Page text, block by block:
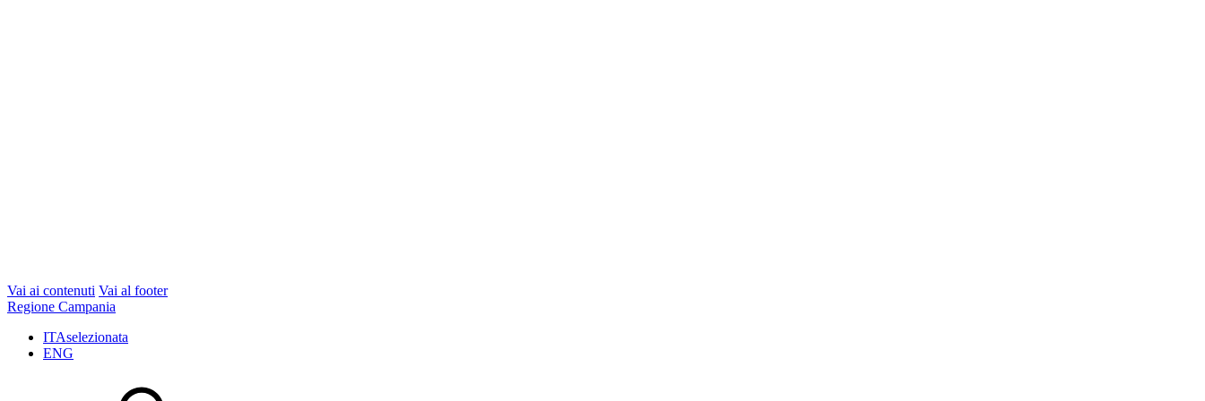
Vai ai contenuti Vai al footer
Regione Campania
ITAselezionata
ENG